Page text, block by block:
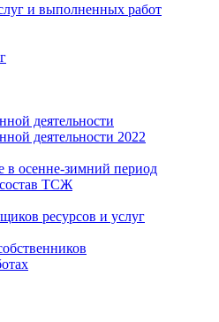
и выполненных работ
деятельности
деятельности 2022
в осенне-зимний период
ТСЖ
ресурсов и услуг